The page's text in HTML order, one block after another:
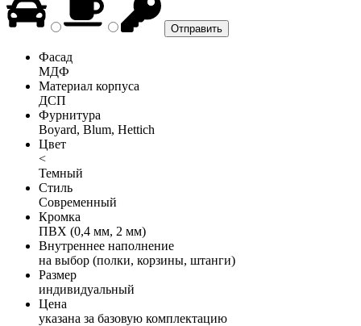
Фасад
МДФ
Материал корпуса
ДСП
Фурнитура
Boyard, Blum, Hettich
Цвет
<
Темный
Стиль
Современный
Кромка
ПВХ (0,4 мм, 2 мм)
Внутреннее наполнение
на выбор (полки, корзины, штанги)
Размер
индивидуальный
Цена
указана за базовую комплектацию